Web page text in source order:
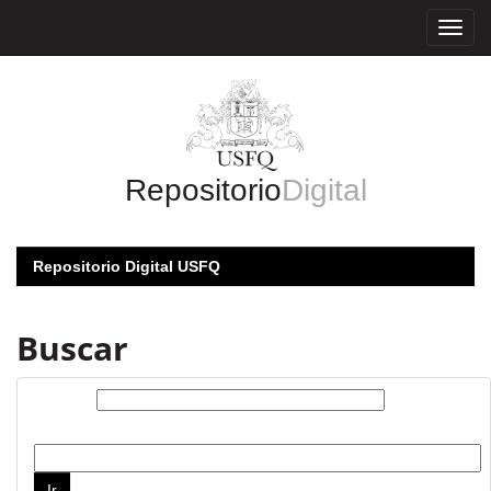
RepositorioDigital
Repositorio Digital USFQ
Buscar